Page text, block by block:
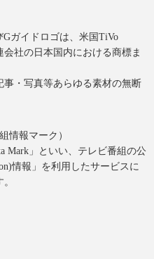
ガイドロゴは、米国TiVo
社の日本国内における商標ま
・写真等あらゆる素材の無断
情報マーク）
Mark」といい、テレビ番組の公
情報」を利用したサービスに